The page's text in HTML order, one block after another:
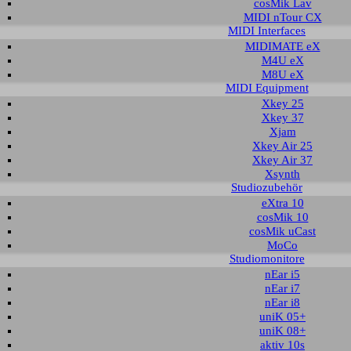
cosMik Lav
MIDI nTour CX
MIDI Interfaces
MIDIMATE eX
M4U eX
M8U eX
MIDI Equipment
Xkey 25
Xkey 37
Xjam
Xkey Air 25
Xkey Air 37
Xsynth
Studiozubehör
eXtra 10
cosMik 10
cosMik uCast
MoCo
Studiomonitore
nEar i5
nEar i7
nEar i8
uniK 05+
uniK 08+
aktiv 10s
Sie die wichtigen Hinweise vor der Installation des Treibers bzw. der
den Download-Link bzw. den Dateinamen in der letzten Spalte.
Version Größe
und Control Panel
1.411 KB
unter Windows 10, Windows 8.1, Windows 7 und Windows Vista
Text wird die Installation von U22 XT unter Windows 10 (32- und 64-bit)
7, Windows 8 und Windows 8.1 ist praktisch identisch.